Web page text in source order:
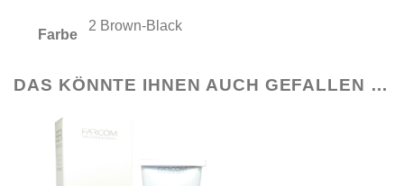
Farbe
2 Brown-Black
DAS KÖNNTE IHNEN AUCH GEFALLEN …